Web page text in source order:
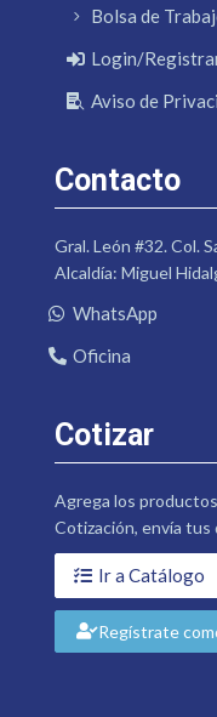
Bolsa de
Login/
Aviso de
Contacto
Gral. León #32. Col.
Alcaldía: Miguel
WhatsApp
Oficina
Cotizar
Agrega los
Cotización, envía
Ir a Catálogo
Regístrate